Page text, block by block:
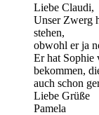
Liebe Claudi,
Unser Zwerg
stehen,
obwohl er ja
Er hat Sophie
bekommen,
auch schon
Liebe Grüße
Pamela